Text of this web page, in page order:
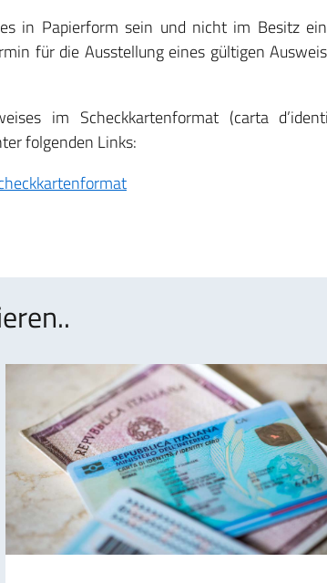
in Papierform sein und nicht im Besitz
für die Ausstellung eines gültigen
im Scheckkartenformat (carta
folgenden Links: